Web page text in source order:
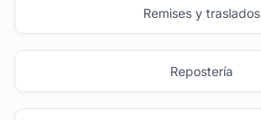
Remises y traslados
Repostería